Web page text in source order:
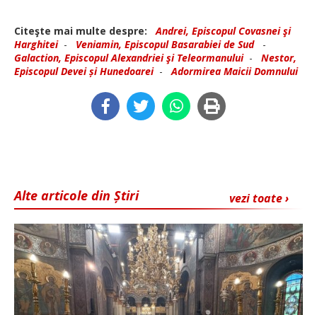
Citeşte mai multe despre:
Andrei, Episcopul Covasnei şi
Harghitei- Veniamin, Episcopul Basarabiei de Sud
-
Galaction, Episcopul Alexandriei şi Teleormanului- Nestor,
Episcopul Devei și Hunedoarei-Adormirea Maicii Domnului
vezi toate ›
Alte articole din Știri